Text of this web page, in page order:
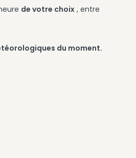
de votre choix , entre
du moment.